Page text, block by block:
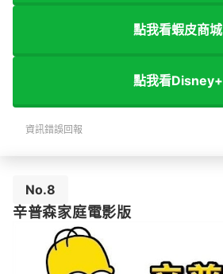
點我看蝦皮商城
點我看Disney+
資訊錯誤回報
No.8
辛普森家庭電影版